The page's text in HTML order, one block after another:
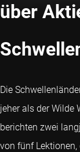
über
Die
jeher als der Wilde
berichten zwei
von fünf